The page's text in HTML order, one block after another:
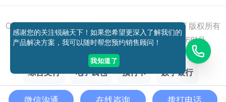
Copyright © 2011 - 2026 All right reserved 锐融天下 版权所有
京ICP备12037648号-1 京公网安备11010802027681号
综合支付 电子钱包 预付卡 数字银行
跨境支付 聚合支付 银行卡收单
电话咨询
感谢您的关注锐融天下！如果您希望更深入了解我们的
产品解决方案，我可以随时帮您预约销售顾问！
我知道了
微信沟通 在线咨询 拨打电话